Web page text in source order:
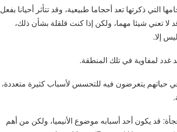
التي ذكرتها تعد أحجاما طبيعية، وقد تتأثر أحيانا بفعل
لا تعني شيئا مهما، ولكن إذا كنت قلقلة بشأن ذلك،
إلا.
غدد لمفاوية في تلك المنطقة.
يتعرضون فيه للتحسس لأسباب كثيرة متعددة،
قد يكون أحد أسبابه موضوع الأنيميا، ولكن من أهم